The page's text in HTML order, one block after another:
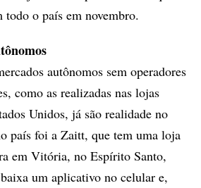
todo o país em novembro.
autônomos sem operadores
como as realizadas nas lojas
Unidos, já são realidade no
país foi a Zaitt, que tem uma loja
em Vitória, no Espírito Santo,
um aplicativo no celular e,